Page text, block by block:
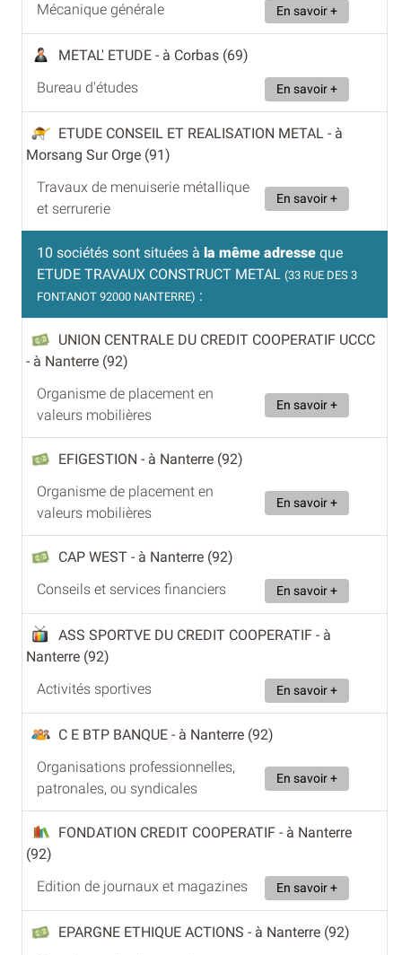
Mécanique générale
En savoir +
METAL' ETUDE - à Corbas (69)
Bureau d'études
En savoir +
ETUDE CONSEIL ET REALISATION METAL - à
Morsang Sur Orge (91)
Travaux de menuiserie métallique
et serrurerie
En savoir +
10 sociétés sont situées à la même adresse que
ETUDE TRAVAUX CONSTRUCT METAL (33 RUE DES 3
FONTANOT 92000 NANTERRE) :
UNION CENTRALE DU CREDIT COOPERATIF UCCC
- à Nanterre (92)
Organisme de placement en
valeurs mobilières
En savoir +
EFIGESTION - à Nanterre (92)
Organisme de placement en
valeurs mobilières
En savoir +
CAP WEST - à Nanterre (92)
Conseils et services financiers
En savoir +
ASS SPORTVE DU CREDIT COOPERATIF - à
Nanterre (92)
Activités sportives
En savoir +
C E BTP BANQUE - à Nanterre (92)
Organisations professionnelles,
patronales, ou syndicales
En savoir +
FONDATION CREDIT COOPERATIF - à Nanterre
(92)
Edition de journaux et magazines
En savoir +
EPARGNE ETHIQUE ACTIONS - à Nanterre (92)